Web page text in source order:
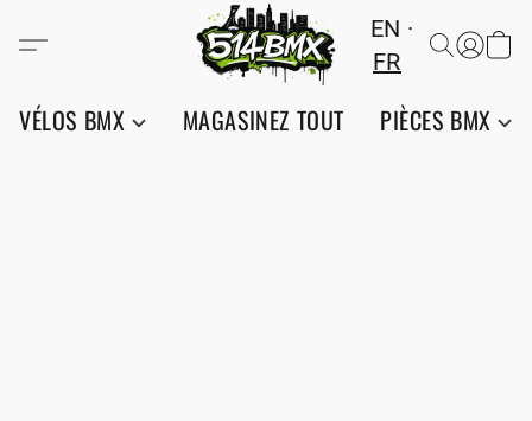
EN
FR
VÉLOS BMX MAGASINEZ TOUT PIÈCES BMX